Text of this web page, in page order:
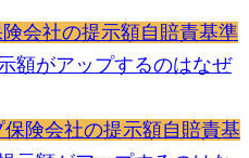
会社の提示額自賠責基準
額がアップするのはなぜ
保険会社の提示額自賠責基